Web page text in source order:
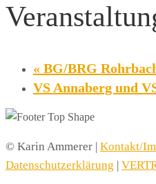
« BG/BRG
VS Annaberg und
© Karin Ammerer | Kontakt/
Datenschutzerklärung |